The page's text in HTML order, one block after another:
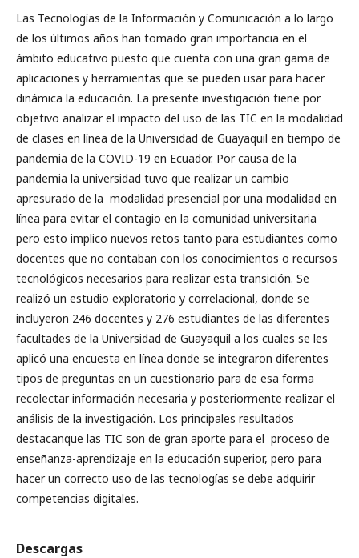
Las Tecnologías de la Información y Comunicación a lo largo
de los últimos años han tomado gran importancia en el
ámbito educativo puesto que cuenta con una gran gama de
aplicaciones y herramientas que se pueden usar para hacer
dinámica la educación. La presente investigación tiene por
objetivo analizar el impacto del uso de las TIC en la modalidad
de clases en línea de la Universidad de Guayaquil en tiempo de
pandemia de la COVID-19 en Ecuador. Por causa de la
pandemia la universidad tuvo que realizar un cambio
apresurado de la modalidad presencial por una modalidad en
línea para evitar el contagio en la comunidad universitaria
pero esto implico nuevos retos tanto para estudiantes como
docentes que no contaban con los conocimientos o recursos
tecnológicos necesarios para realizar esta transición. Se
realizó un estudio exploratorio y correlacional, donde se
incluyeron 246 docentes y 276 estudiantes de las diferentes
facultades de la Universidad de Guayaquil a los cuales se les
aplicó una encuesta en línea donde se integraron diferentes
tipos de preguntas en un cuestionario para de esa forma
recolectar información necesaria y posteriormente realizar el
análisis de la investigación. Los principales resultados
destacanque las TIC son de gran aporte para el proceso de
enseñanza-aprendizaje en la educación superior, pero para
hacer un correcto uso de las tecnologías se debe adquirir
competencias digitales.
Descargas